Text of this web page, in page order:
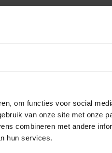
om functies voor social
van onze site met onze
combineren met andere
hun services.
op 2 januari worden